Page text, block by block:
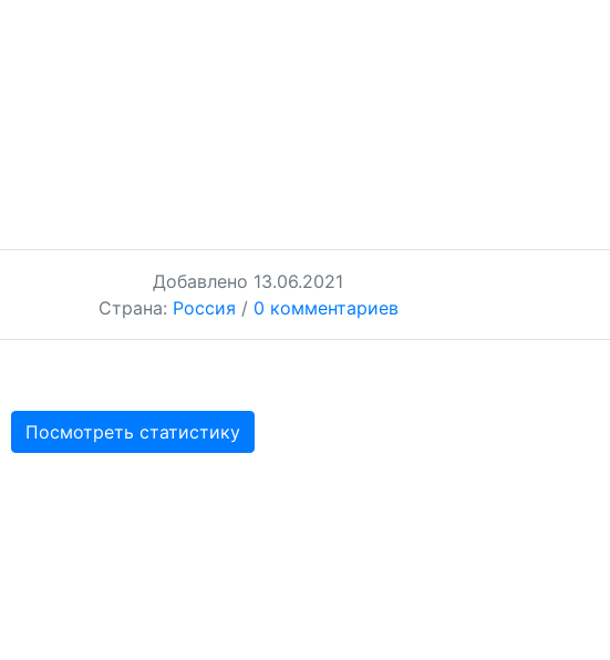
Добавлено 13.06.2021
Страна: Россия / 0 комментариев
Посмотреть статистику